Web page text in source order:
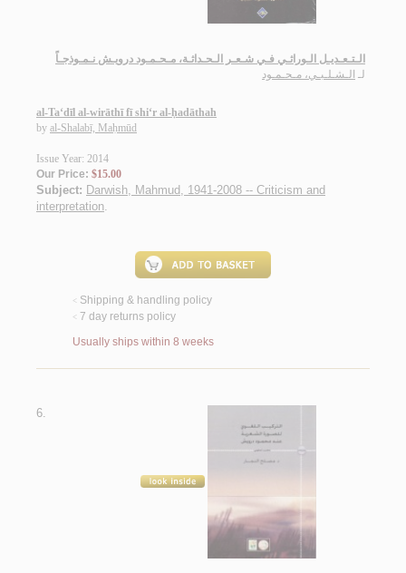
الـتـعـديـل الـوراثـي فـي شـعـر الـحـداثـة، مـحـمـود درويـش نـمـوذجـاً
لـ الـشـلـبـي، مـحـمـود
al-Ta‘dīl al-wirāthī fī shi‘r al-ḥadāthah
by al-Shalabī, Maḥmūd
Issue Year: 2014
Our Price: $15.00
Subject: Darwish, Mahmud, 1941-2008 -- Criticism and
interpretation.
< Shipping & handling policy
< 7 day returns policy
Usually ships within 8 weeks
6.